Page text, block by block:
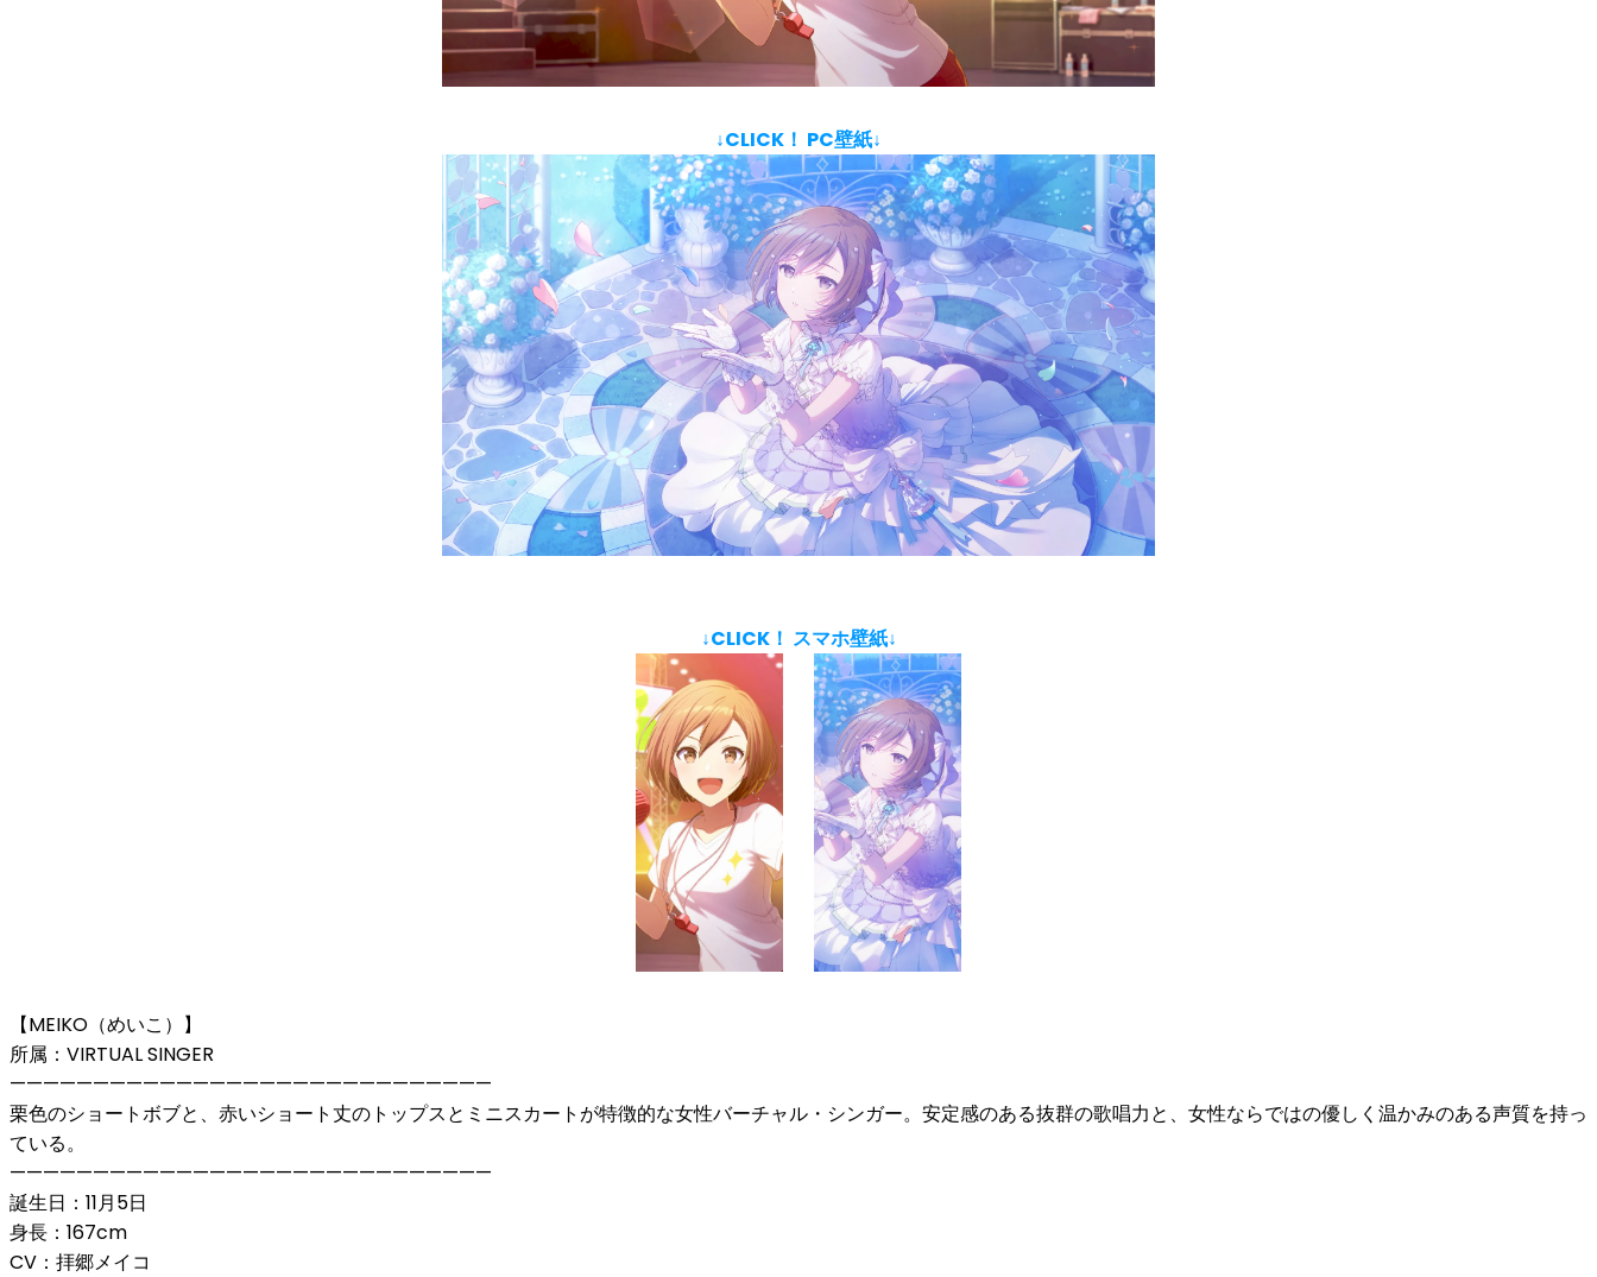
↓CLICK！ PC壁紙↓
↓CLICK！ スマホ壁紙↓
【MEIKO（めいこ）】
所属：VIRTUAL SINGER
—————————————————————————————
栗色のショートボブと、赤いショート丈のトップスとミニスカートが特徴的な女性バーチャル・シンガー。安定感のある抜群の歌唱力と、女性ならではの優しく温かみのある声質を持っ
ている。
—————————————————————————————
誕生日：11月5日
身長：167cm
CV：拝郷メイコ